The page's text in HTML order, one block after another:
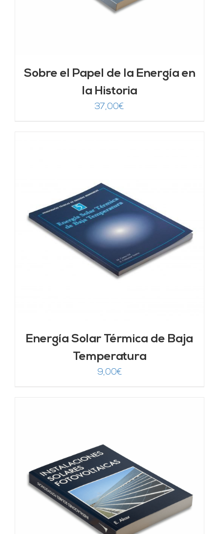
Sobre el Papel de la Energía en
la Historia
37,00€
Energía Solar Térmica de Baja
Temperatura
9,00€